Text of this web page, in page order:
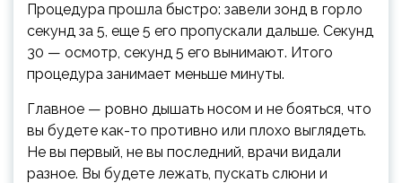
Процедура прошла быстро: завели зонд в горло
секунд за 5, еще 5 его пропускали дальше. Секунд
30 — осмотр, секунд 5 его вынимают. Итого
процедура занимает меньше минуты.
Главное — ровно дышать носом и не бояться, что
вы будете как-то противно или плохо выглядеть.
Не вы первый, не вы последний, врачи видали
разное. Вы будете лежать, пускать слюни и